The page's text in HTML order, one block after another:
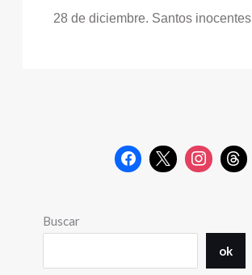
28 de diciembre. Santos inocentes
Buscar
ok